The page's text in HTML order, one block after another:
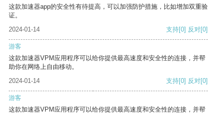
这款加速器app的安全性有待提高，可以加强防护措施，比如增加双重验
证。
2024-01-14
支持[0] 反对[0]
游客
这款加速器VPM应用程序可以给你提供最高速度和安全性的连接，并帮
助你在网络上自由移动。
2024-01-14
支持[0] 反对[0]
游客
这款加速器VPM应用程序可以给你提供最高速度和安全性的连接，并帮